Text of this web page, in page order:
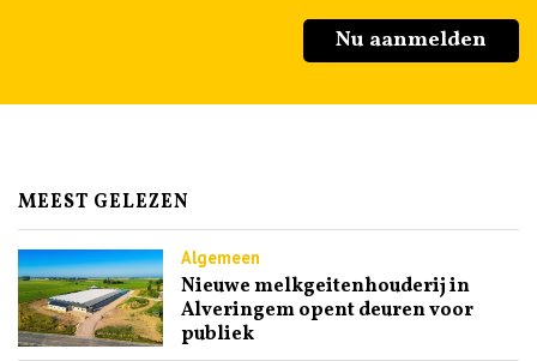
Nu aanmelden
MEEST GELEZEN
Algemeen
Nieuwe melkgeitenhouderij in
Alveringem opent deuren voor
publiek